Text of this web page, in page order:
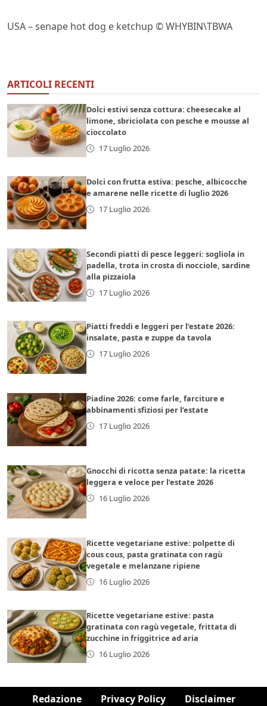
USA – senape hot dog e ketchup © WHYBIN\TBWA
ARTICOLI RECENTI
Dolci estivi senza cottura: cheesecake al
limone, sbriciolata con pesche e mousse al
cioccolato
17 Luglio 2026
Dolci con frutta estiva: pesche, albicocche
e amarene nelle ricette di luglio 2026
17 Luglio 2026
Secondi piatti di pesce leggeri: sogliola in
padella, trota in crosta di nocciole, sardine
alla pizzaiola
17 Luglio 2026
Piatti freddi e leggeri per l’estate 2026:
insalate, pasta e zuppe da tavola
17 Luglio 2026
Piadine 2026: come farle, farciture e
abbinamenti sfiziosi per l’estate
17 Luglio 2026
Gnocchi di ricotta senza patate: la ricetta
leggera e veloce per l’estate 2026
16 Luglio 2026
Ricette vegetariane estive: polpette di
cous cous, pasta gratinata con ragù
vegetale e melanzane ripiene
16 Luglio 2026
Ricette vegetariane estive: pasta
gratinata con ragù vegetale, frittata di
zucchine in friggitrice ad aria
16 Luglio 2026
Redazione Privacy Policy Disclaimer